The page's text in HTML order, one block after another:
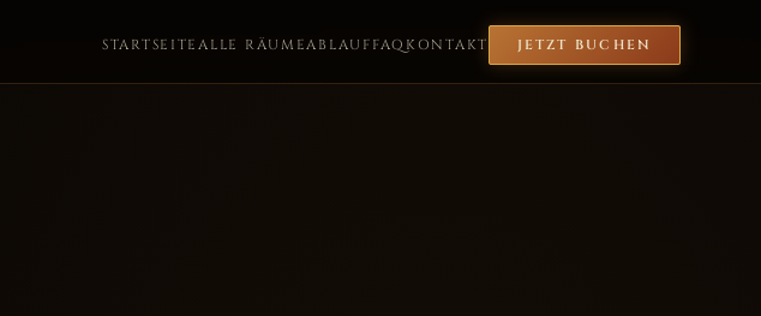
STARTSEITEALLE RÄUMEABLAUF FAQ KONTAKT JETZT BUCHEN